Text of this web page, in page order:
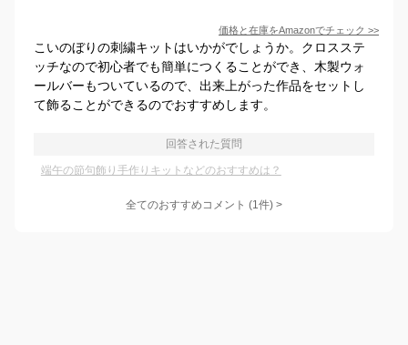
価格と在庫をAmazonでチェック >>
こいのぼりの刺繍キットはいかがでしょうか。クロスステ
ッチなので初心者でも簡単につくることができ、木製ウォ
ールバーもついているので、出来上がった作品をセットし
て飾ることができるのでおすすめします。
回答された質問
端午の節句飾り手作りキットなどのおすすめは？
全てのおすすめコメント (1件) >